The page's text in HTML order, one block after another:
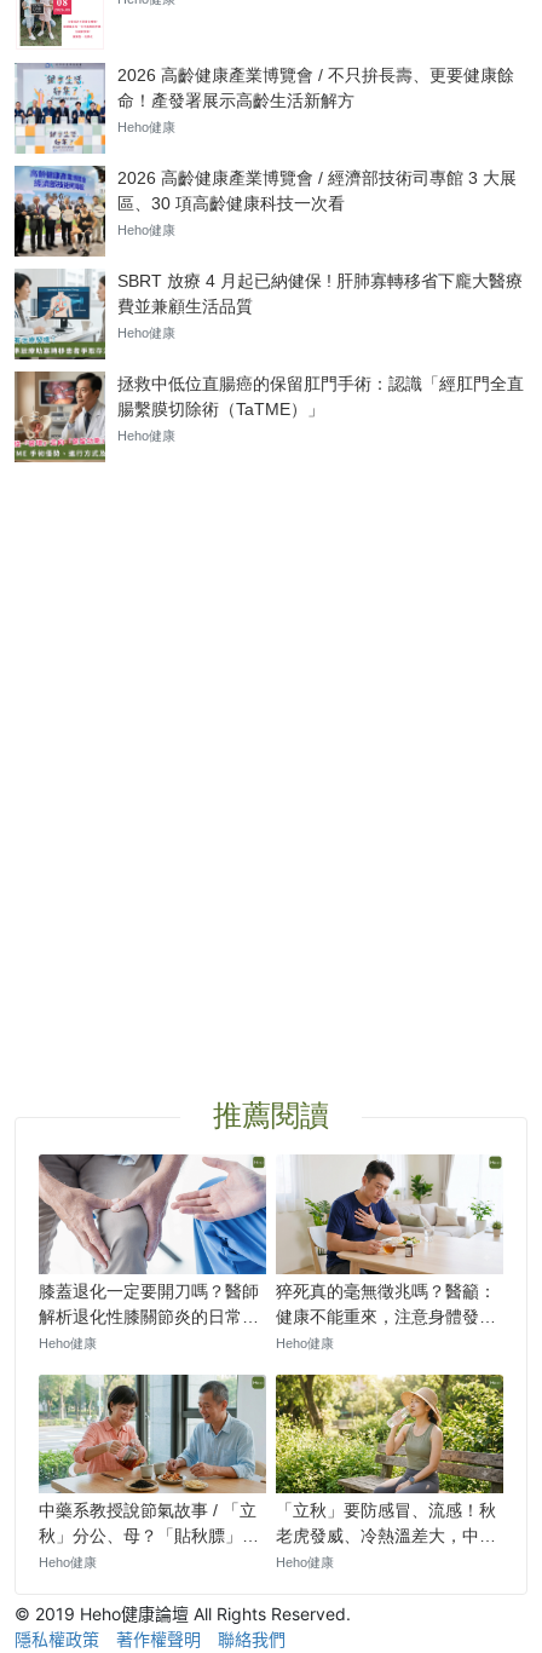
© 2019 Heho健康論壇 All Rights Reserved.
隱私權政策
著作權聲明 聯絡我們